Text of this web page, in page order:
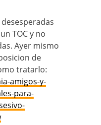
TOC y no
Ayer mismo
de
tratarlo:
amigos-y-
para-